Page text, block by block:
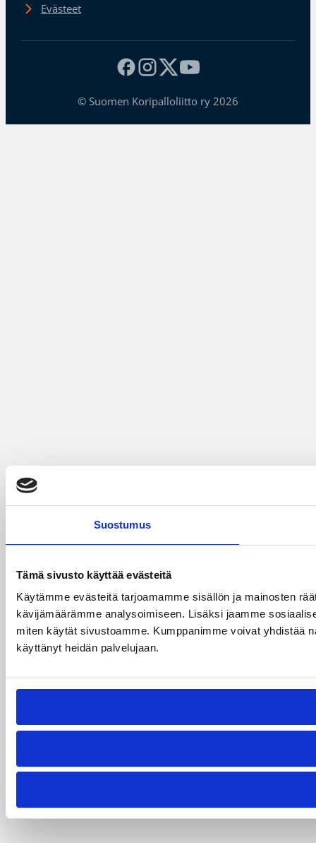
Suostumus
Tämä sivusto käyttää evästeitä
Käytämme evästeitä tarjoamamme sisällön ja mainosten
kävijämäärämme analysoimiseen. Lisäksi jaamme
miten käytät sivustoamme. Kumppanimme voivat yhdistää
käyttänyt heidän palvelujaan.
Evästeet
© Suomen Koripalloliitto ry 2026